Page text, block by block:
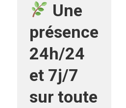
Une
présence
24h/24
et 7j/7
sur toute